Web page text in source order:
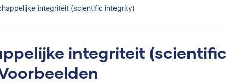
integriteit (scientific integrity)
integriteit (scientific